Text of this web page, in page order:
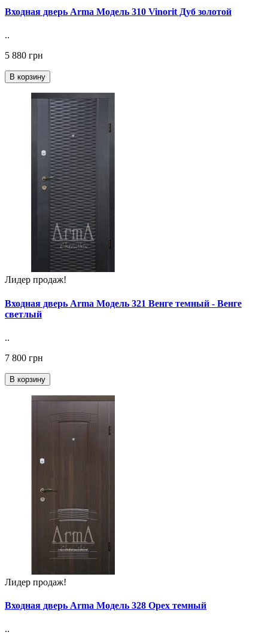
Входная дверь Arma Модель 310 Vinorit Дуб золотой
..
5 880 грн
В корзину
Лидер продаж!
Входная дверь Arma Модель 321 Венге темный - Венге
светлый
..
7 800 грн
В корзину
Лидер продаж!
Входная дверь Arma Модель 328 Орех темный
..